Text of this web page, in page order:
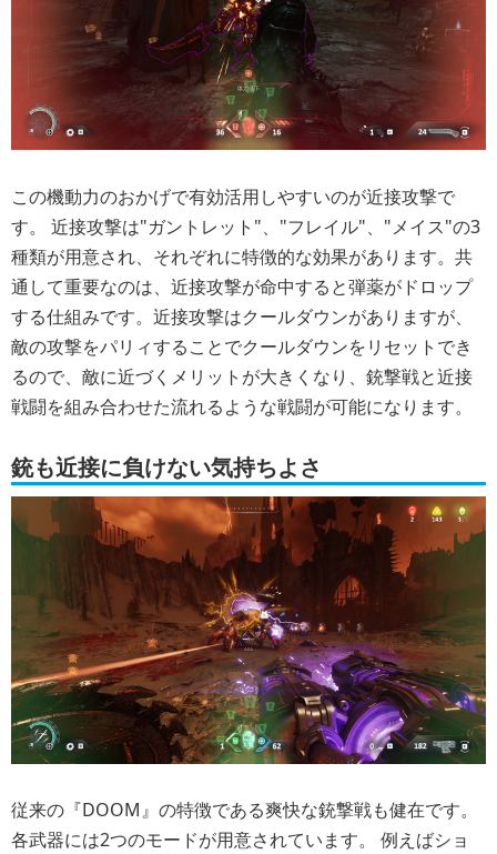
この機動力のおかげで有効活用しやすいのが近接攻撃で
す。 近接攻撃は"ガントレット"、"フレイル"、"メイス"の3
種類が用意され、それぞれに特徴的な効果があります。共
通して重要なのは、近接攻撃が命中すると弾薬がドロップ
する仕組みです。近接攻撃はクールダウンがありますが、
敵の攻撃をパリィすることでクールダウンをリセットでき
るので、敵に近づくメリットが大きくなり、銃撃戦と近接
戦闘を組み合わせた流れるような戦闘が可能になります。
銃も近接に負けない気持ちよさ
従来の『DOOM』の特徴である爽快な銃撃戦も健在です。
各武器には2つのモードが用意されています。 例えばショ